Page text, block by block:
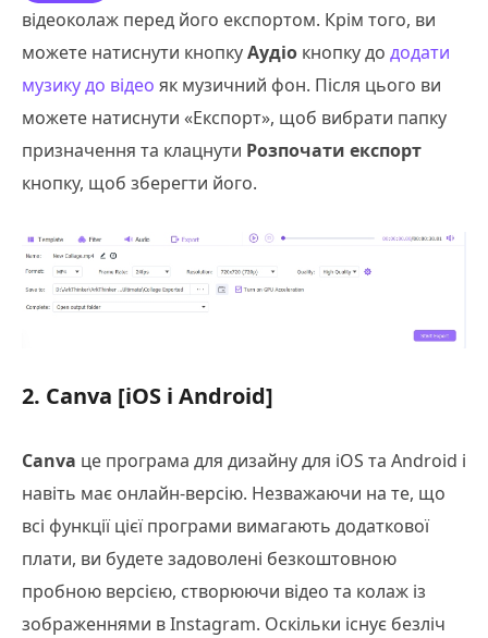
відеоколаж перед його експортом. Крім того, ви
можете натиснути кнопкуАудіо кнопку до додати
музику до відео як музичний фон. Після цього ви
можете натиснути «Експорт», щоб вибрати папку
призначення та клацнути Розпочати експорт
кнопку, щоб зберегти його.
2. Canva [iOS і Android]
Canva це програма для дизайну для iOS та Android і
навіть має онлайн-версію. Незважаючи на те, що
всі функції цієї програми вимагають додаткової
плати, ви будете задоволені безкоштовною
пробною версією, створюючи відео та колаж із
зображеннями в Instagram. Оскільки існує безліч